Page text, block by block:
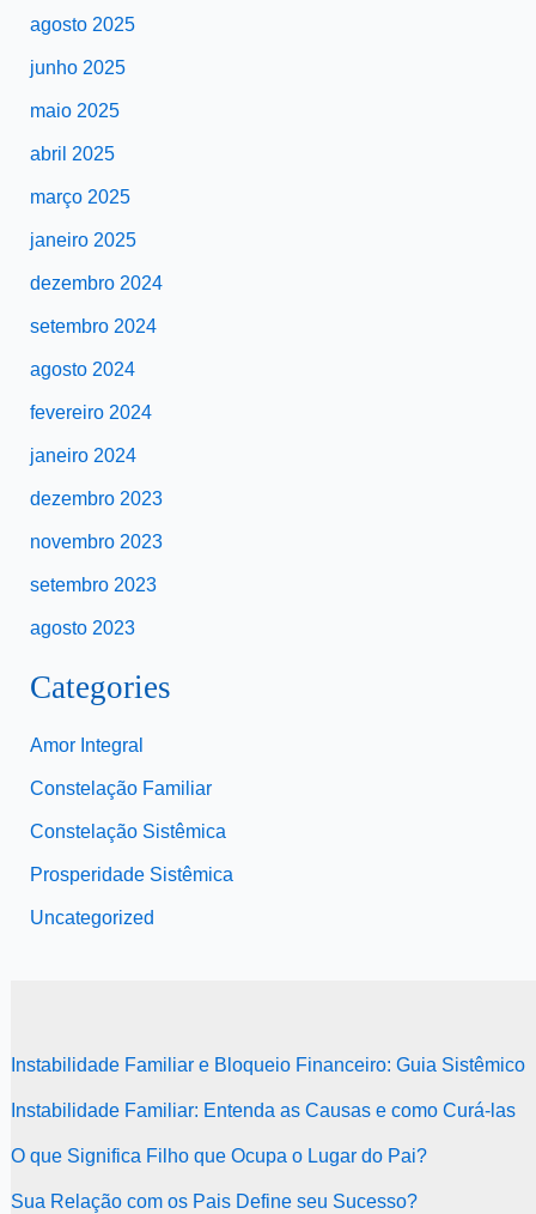
agosto 2025
junho 2025
maio 2025
abril 2025
março 2025
janeiro 2025
dezembro 2024
setembro 2024
agosto 2024
fevereiro 2024
janeiro 2024
dezembro 2023
novembro 2023
setembro 2023
agosto 2023
Categories
Amor Integral
Constelação Familiar
Constelação Sistêmica
Prosperidade Sistêmica
Uncategorized
Instabilidade Familiar e Bloqueio Financeiro: Guia Sistêmico
Instabilidade Familiar: Entenda as Causas e como Curá-las
O que Significa Filho que Ocupa o Lugar do Pai?
Sua Relação com os Pais Define seu Sucesso?